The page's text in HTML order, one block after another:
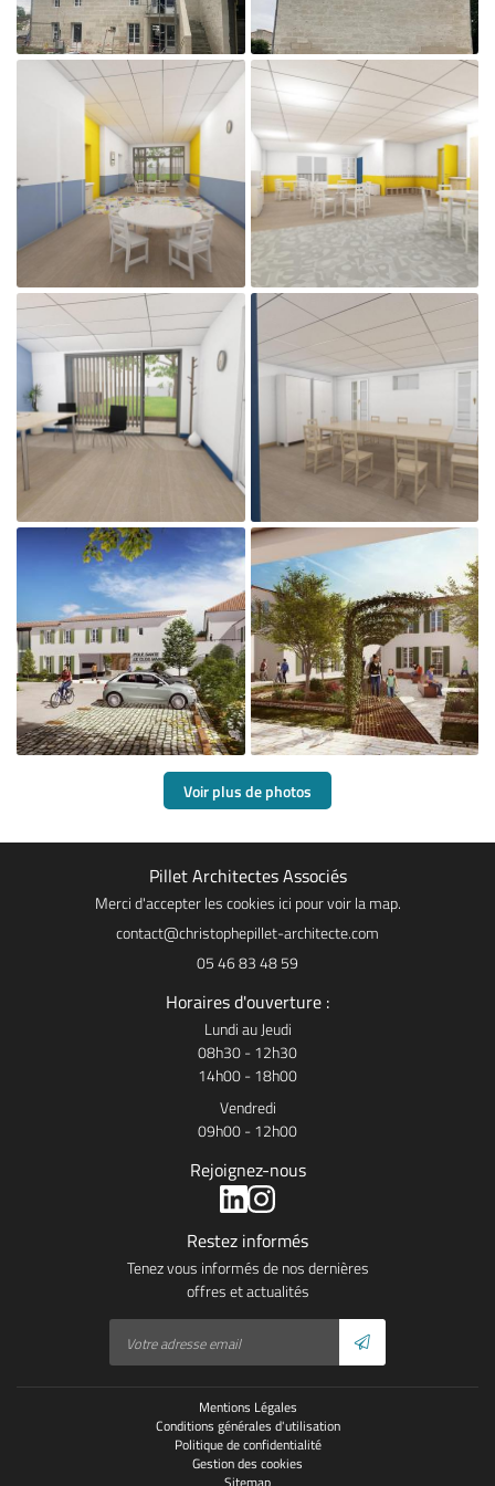

Agrandir la photo

Agrandir la photo

Agrandir la photo

Agrandir la photo
Voir plus de photos
Pillet Architectes Associés
Merci d'accepter les cookies ici pour voir la map.
05 46 83 48 59
Horaires d'ouverture :
Lundi au Jeudi
08h30 - 12h30
14h00 - 18h00
Vendredi
09h00 - 12h00
Rejoignez-nous
Restez informés
Tenez vous informés de nos dernières
offres et actualités
Mentions Légales
Conditions générales d'utilisation
Politique de confidentialité
Gestion des cookies